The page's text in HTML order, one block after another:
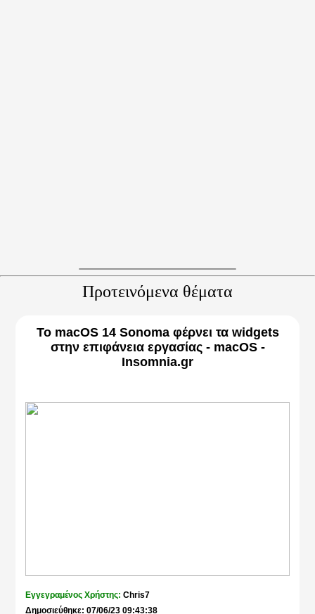
Προτεινόμενα θέματα
Το macOS 14 Sonoma φέρνει τα widgets
στην επιφάνεια εργασίας - macOS -
Insomnia.gr
Εγγεγραμένος Χρήστης:Chris7
Δημοσιεύθηκε: 07/06/23 09:43:38